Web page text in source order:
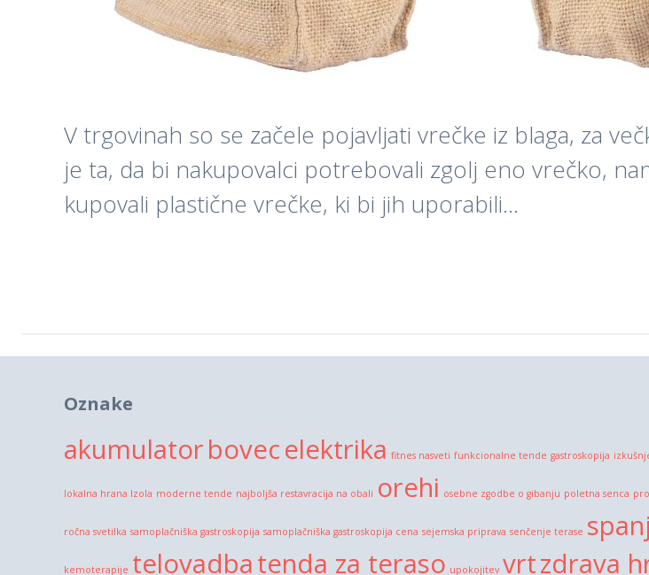
V trgovinah so se začele pojavljati vrečke iz blaga, za
je ta, da bi nakupovalci potrebovali zgolj eno vrečko,
kupovali plastične vrečke, ki bi jih uporabili…
Oznake
akumulatorbovecelektrika fitnes nasveti funkcionalne tende gastroskopija
lokalna hrana Izola moderne tende najboljša restavracija na obali orehi osebne zgodbe o gibanju poletna senca
ročna svetilka samoplačniška gastroskopija samoplačniška gastroskopija cena sejemska priprava senčenje terase
kemoterapije telovadbatenda za teraso upokojitev vrtzdrava